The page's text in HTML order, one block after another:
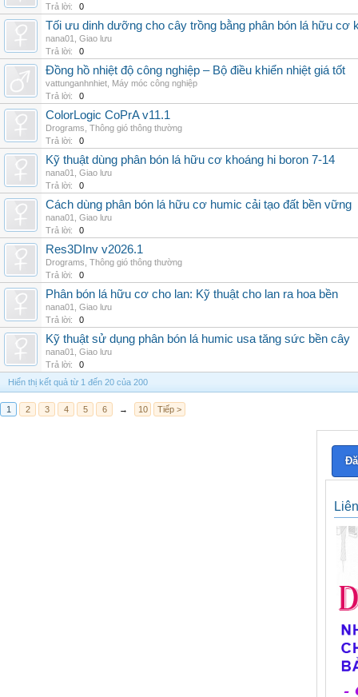
Trả lời:
0
Tối ưu dinh dưỡng cho cây trồng bằng phân bón lá hữu cơ
nana01
Giao lưu
Trả lời:
0
Đồng hồ nhiệt độ công nghiệp – Bộ điều khiển nhiệt giá tốt
vattunganhnhiet Máy móc công nghiệp
Trả lời:
0
ColorLogic CoPrA v11.1
Drograms Thông gió thông thường
Trả lời:
0
Kỹ thuật dùng phân bón lá hữu cơ khoáng hi boron 7-14
nana01
Giao lưu
Trả lời:
0
Cách dùng phân bón lá hữu cơ humic cải tạo đất bền vững
nana01
Giao lưu
Trả lời:
0
Res3DInv v2026.1
Drograms Thông gió thông thường
Trả lời:
0
Phân bón lá hữu cơ cho lan: Kỹ thuật cho lan ra hoa bền
nana01
Giao lưu
Trả lời:
0
Kỹ thuật sử dụng phân bón lá humic usa tăng sức bền cây
nana01
Giao lưu
Trả lời:
0
Hiển thị kết quả từ 1 đến 20 của 200
1 2 3 4 5 6 → 10 Tiếp >